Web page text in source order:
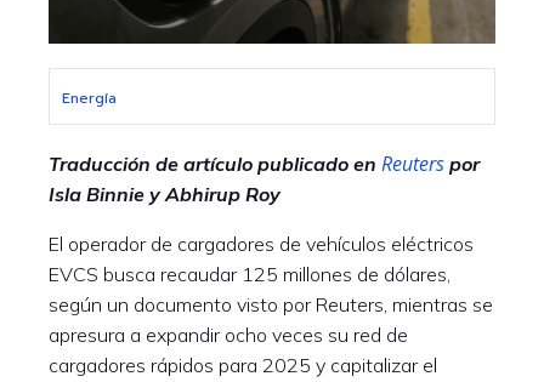
Energía
Traducción de artículo publicado en Reuters por
Isla Binnie y Abhirup Roy
El operador de cargadores de vehículos eléctricos
EVCS busca recaudar 125 millones de dólares,
según un documento visto por Reuters, mientras se
apresura a expandir ocho veces su red de
cargadores rápidos para 2025 y capitalizar el